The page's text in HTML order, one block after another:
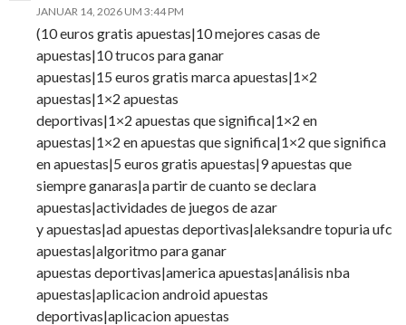
JANUAR 14, 2026 UM 3:44 PM
(10 euros gratis apuestas|10 mejores casas de
apuestas|10 trucos para ganar
apuestas|15 euros gratis marca apuestas|1×2
apuestas|1×2 apuestas
deportivas|1×2 apuestas que significa|1×2 en
apuestas|1×2 en apuestas que significa|1×2 que significa
en apuestas|5 euros gratis apuestas|9 apuestas que
siempre ganaras|a partir de cuanto se declara
apuestas|actividades de juegos de azar
y apuestas|ad apuestas deportivas|aleksandre topuria ufc
apuestas|algoritmo para ganar
apuestas deportivas|america apuestas|análisis nba
apuestas|aplicacion android apuestas
deportivas|aplicacion apuestas